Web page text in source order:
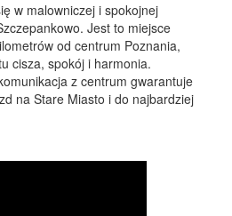
w malowniczej i spokojnej
Jest to miejsce
od centrum Poznania,
cisza, spokój i harmonia.
z centrum gwarantuje
na Stare Miasto i do najbardziej